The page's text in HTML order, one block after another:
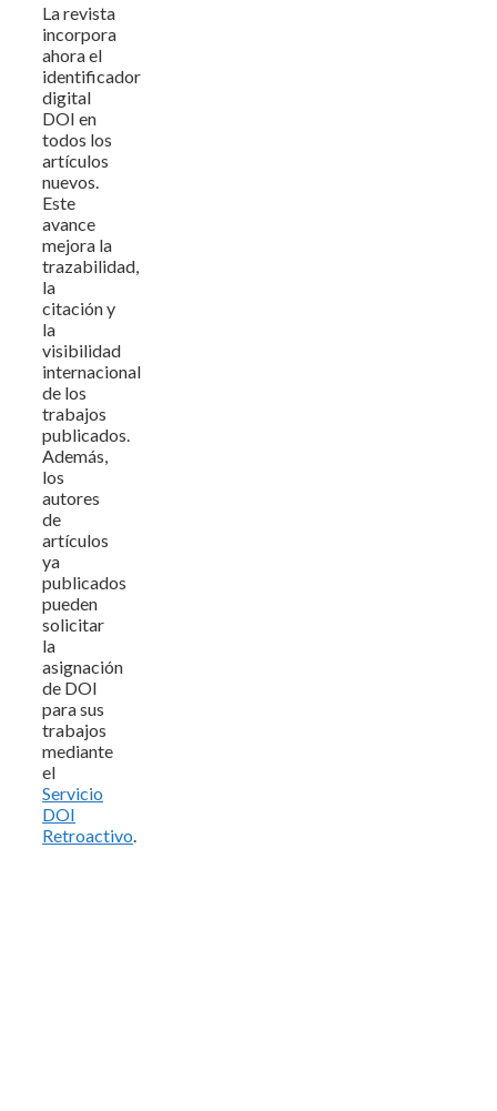
La revista
incorpora
ahora el
identificador
digital
DOI en
todos los
artículos
nuevos.
Este
avance
mejora la
trazabilidad,
la
citación y
la
visibilidad
internacional
de los
trabajos
publicados.
Además,
los
autores
de
artículos
ya
publicados
pueden
solicitar
la
asignación
de DOI
para sus
trabajos
mediante
el
Servicio
DOI
Retroactivo